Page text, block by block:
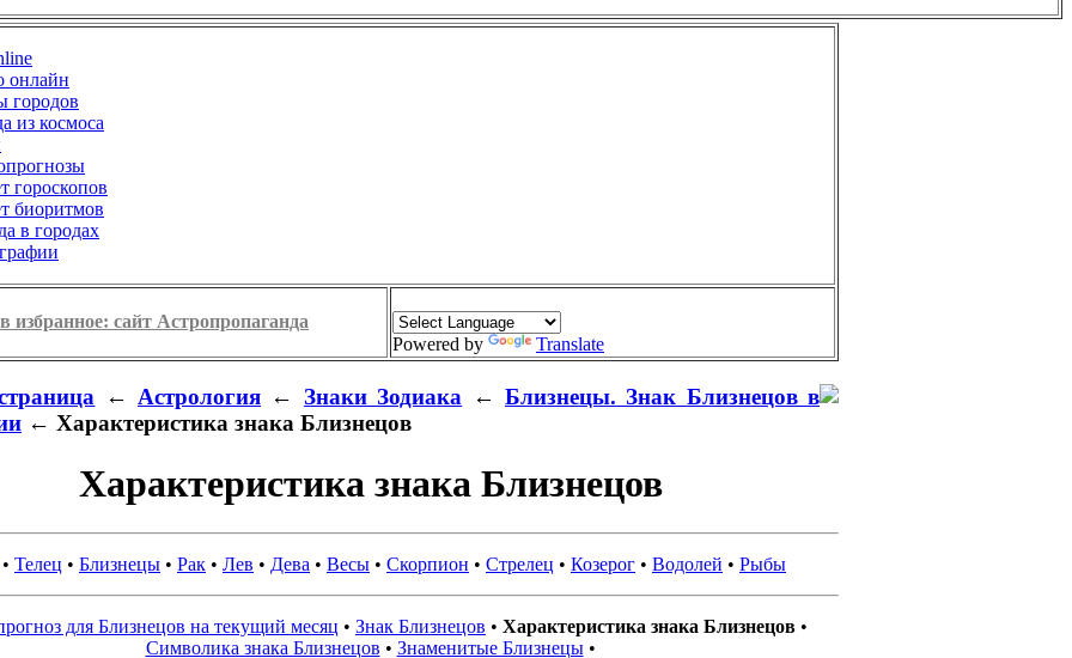
онлайн
городов
из космоса
гороскопов
биоритмов
в городах
избранное: сайт Астропропаганда
Powered by
Translate
← Астрология ← Знаки Зодиака ← Близнецы. Знак Близнецов в
← Характеристика знака Близнецов
Характеристика знака Близнецов
Телец • Близнецы • Рак • Лев • Дева • Весы • Скорпион • Стрелец • Козерог • Водолей • Рыбы
для Близнецов на текущий месяц • Знак Близнецов • Характеристика знака Близнецов •
Символика знака Близнецов • Знаменитые Близнецы•